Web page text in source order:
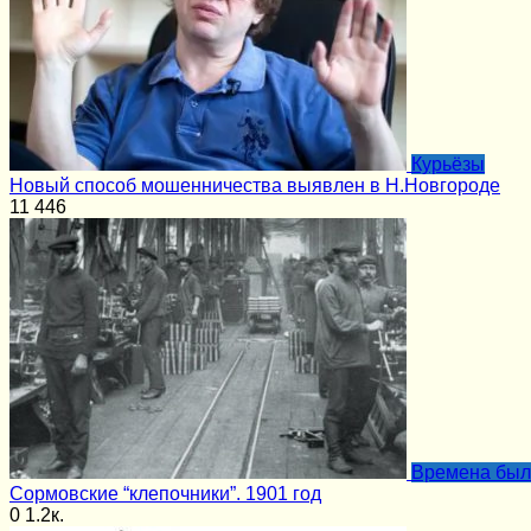
Курьёзы
Новый способ мошенничества выявлен в Н.Новгороде
11 446
Времена
Сормовские “клепочники”. 1901 год
0 1.2к.